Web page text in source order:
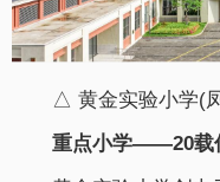
△ 黄金实验小学(凤
重点小学——20载